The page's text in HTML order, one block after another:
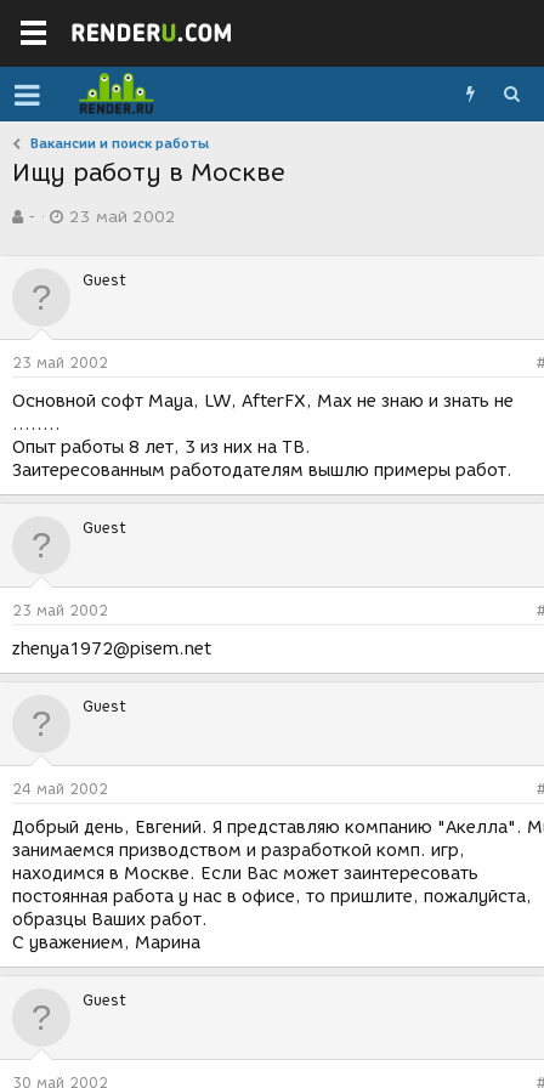
Вакансии и поиск работы
Ищу работу в Москве
в
р
м
-
а
д
н
я
23 май 2002
Guest
23 май 2002
Основной cофт Maya, LW, AfterFX, Max не знаю и знать не
........
Опыт работы 8 лет, 3 из них на ТВ.
Заитересованным работодателям вышлю примеры работ.
Guest
23 май 2002
zhenya1972@pisem.net
Guest
24 май 2002
Добрый день, Евгений. Я представляю компанию "Акелла".
занимаемся призводством и разработкой комп. игр,
находимся в Москве. Если Вас может заинтересовать
постоянная работа у нас в офисе, то пришлите, пожалуйста,
образцы Ваших работ.
С уважением, Марина
Guest
30 май 2002